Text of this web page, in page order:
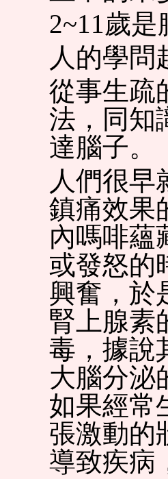
2~11歲
人的學問
從事生疏
法，同知
達腦子。
人們很早
鎮痛效果
內嗎啡蘊
或發怒的
興奮，於
腎上腺素
毒，據說
大腦分泌
如果經常
張激動的
導致疾病